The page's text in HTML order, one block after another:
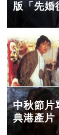
版「先婚
中秋節片
典港產片